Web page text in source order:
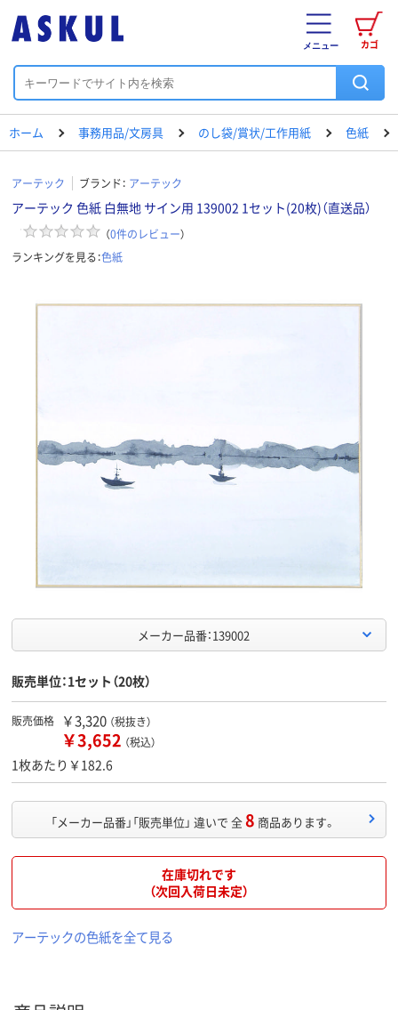
カゴ
メニュー
ホーム 事務用品/文房具 のし袋/賞状/工作用紙 色紙
アーテック ブランド： アーテック
アーテック 色紙 白無地 サイン用 139002 1セット(20枚)（直送品）
（0件のレビュー）
ランキングを見る：色紙
メーカー品番：139002
販売単位：1セット（20枚）
販売価格 ￥3,320 （税抜き）
￥3,652 （税込）
1枚あたり￥182.6
「メーカー品番」「販売単位」 違いで 全8 商品あります。
在庫切れです
（次回入荷日未定）
アーテックの色紙を全て見る